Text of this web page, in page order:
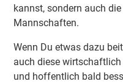
kannst, sondern auch
Mannschaften.
Wenn Du etwas dazu
auch diese
und hoffentlich bald